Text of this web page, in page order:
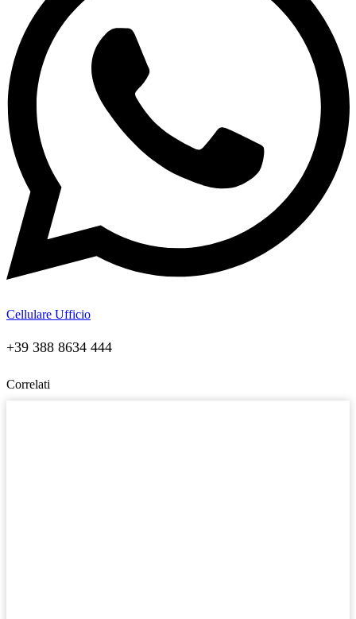
Cellulare Ufficio
+39 388 8634 444
Correlati